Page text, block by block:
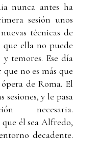
nunca antes ha
sesión unos
técnicas de
ella no puede
y temores. Ese día
no es más que
de Roma. El
sesiones, y le pasa
necesaria.
él sea Alfredo,
decadente.